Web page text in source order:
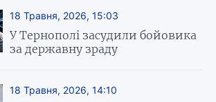
18 Травня, 2026, 15:03
У Тернополі засудили бойовика
за державну зраду
18 Травня, 2026, 14:10